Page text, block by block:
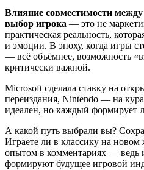
Влияние совместимости
выбор игрока — это не
практическая реальность,
и эмоции. В эпоху, когда игры
— всё объёмнее, возможность
критически важной.
Microsoft сделала ставку на
переиздания, Nintendo — на
идеален, но каждый формирует
А какой путь выбрали вы?
Играете ли в классику на новом
опытом в комментариях — ведь
формируют будущее игровой